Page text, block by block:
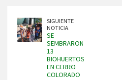
SIGUIENTE
NOTICIA
SE
SEMBRARON
13
BIOHUERTOS
EN CERRO
COLORADO